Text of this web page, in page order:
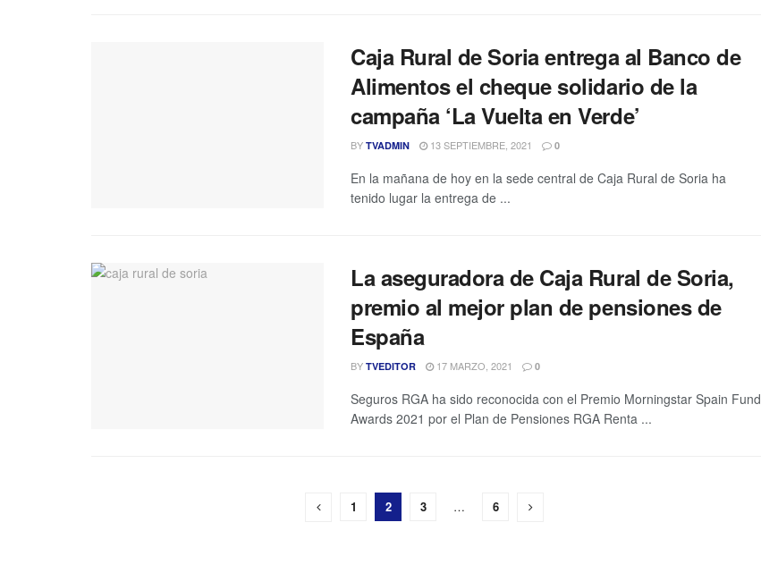
Caja Rural de Soria entrega al Banco de
Alimentos el cheque solidario de la
campaña ‘La Vuelta en Verde’
BY TVADMIN 13 SEPTIEMBRE, 2021 0
En la mañana de hoy en la sede central de Caja Rural de Soria ha
tenido lugar la entrega de ...
La aseguradora de Caja Rural de Soria,
premio al mejor plan de pensiones de
España
BY TVEDITOR 17 MARZO, 2021 0
Seguros RGA ha sido reconocida con el Premio Morningstar Spain Fund
Awards 2021 por el Plan de Pensiones RGA Renta ...
1 2 3 … 6